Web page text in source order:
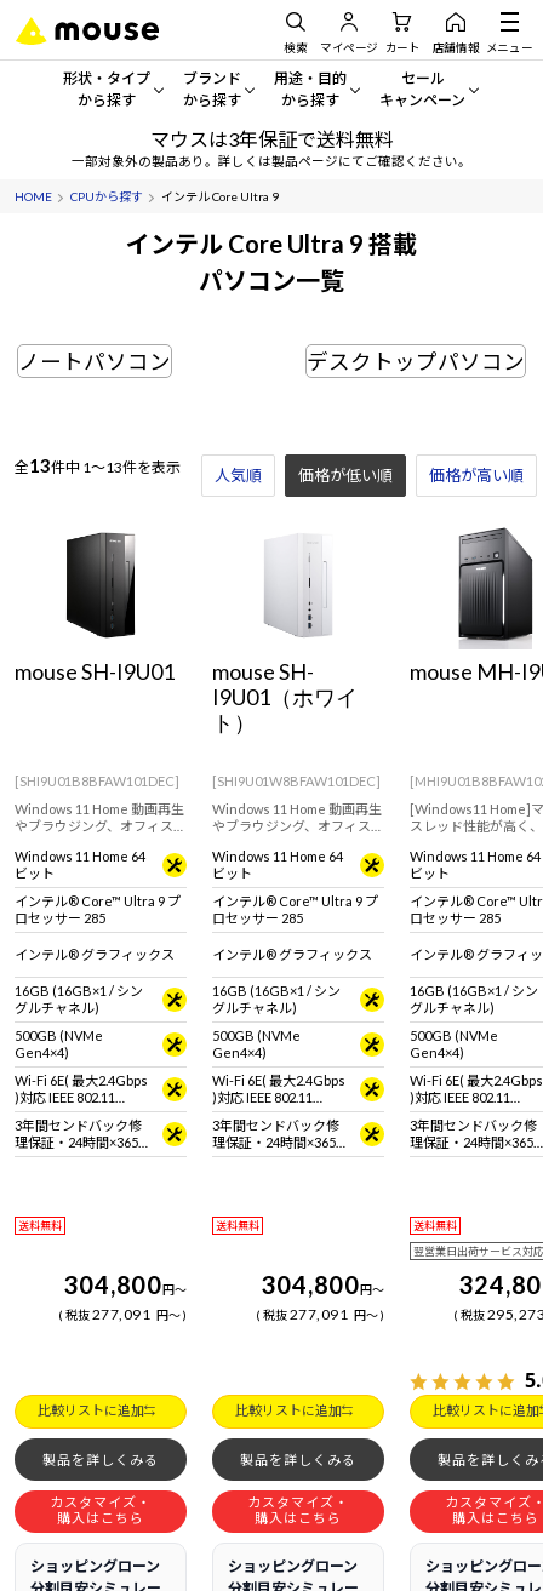
検索 マイページ カート 店舗情報 メニュー
形状・タイプ
から探す
形状・タイプから探す をすべてみる
デスクトップPC
サーバー
Windows 11
ブランド
から探す
mouse
G TUNE
Windows 11|Copilot+ PC
用途・目的
から探す
一般向けパソコン
ゲーミングPC・ゲーム向けパソコン
クリエイティブ向け
学習向けパソコン
AIおすすめパソコン
Windows 11
セール
キャンペーン
セール・キャンペー
おすすめ目玉パソコン
マウスは3年保証で送料無料
一部対象外の製品あり。詳しくは製品ページにてご確認ください。
HOME CPUから探す インテル Core Ultra 9
インテル Core Ultra 9 搭載
パソコン一覧
ノートパソコン デスクトップパソコン
全13件中 1～13件を表示 人気順 価格が低い順 価格が高い順
mouse SH-I9U01
[SHI9U01B8BFAW101DEC]
Windows 11 Home 動画再生
やブラウジング、オフィスア
リム型デスクトップパソコ
ン！AI処理を効率化、高速化
するNPU搭載。【キーボー
ド・マウス標準付属】
Windows 11 Home 64
ビット
インテル® Core™ Ultra 9 プ
ロセッサー 285
インテル® グラフィックス
16GB (16GB×1 / シン
グルチャネル)
500GB (NVMe
Gen4×4)
Wi-Fi 6E( 最大2.4Gbps
)対応 IEEE 802.11
ax/ac/a/b/g/n準拠 ＋
Bluetooth 5内蔵
3年間センドバック修
理保証・24時間×365
日電話サポート
送料無料
304,800円～
税抜277,091 円～
比較リストに追加
製品を詳しくみる
カスタマイズ・
購入はこちら
ショッピングローン
mouse SH-
I9U01（ホワイ
ト）
[SHI9U01W8BFAW101DEC]
Windows 11 Home 動画再生
やブラウジング、オフィスア
リム型デスクトップパソコ
ン！AI処理を効率化、高速化
するNPU搭載。【キーボー
ド・マウス標準付属】
Windows 11 Home 64
ビット
インテル® Core™ Ultra 9 プ
ロセッサー 285
インテル® グラフィックス
16GB (16GB×1 / シン
グルチャネル)
500GB (NVMe
Gen4×4)
Wi-Fi 6E( 最大2.4Gbps
)対応 IEEE 802.11
ax/ac/a/b/g/n準拠 ＋
Bluetooth 5内蔵
3年間センドバック修
理保証・24時間×365
日電話サポート
送料無料
304,800円～
税抜277,091 円～
比較リストに追加
製品を詳しくみる
カスタマイズ・
購入はこちら
ショッピングローン
mouse MH-
[Windows11 Home]
スレッド性能が高く
も快適に作業ができ
る用途で活躍可能な
ダードデスクトップ
ン。【キーボード・
準付属】
Windows 11 Home 64
ビット
インテル® Core™
ロセッサー 285
インテル® グラフィ
16GB (16GB×1 / シン
グルチャネル)
500GB (NVMe
Gen4×4)
Wi-Fi 6E( 最大2.4Gbps
)対応 IEEE 802.11
ax/ac/a/b/g/n準拠 ＋
Bluetooth 5内蔵
3年間センドバック修
理保証・24時間×365
日電話サポート
送料無料
翌営業日出荷サービス対応
税抜
比較リストに追加
製品を詳しくみ
カスタマイズ
購入はこちら
ショッピングロ